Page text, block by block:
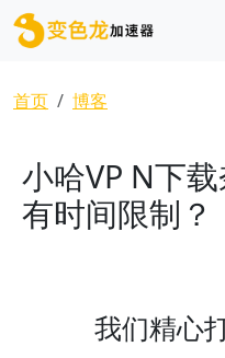
跳转到主要内容
面包屑
首页 博客
小哈VP N下
有时间限制？
我们精心